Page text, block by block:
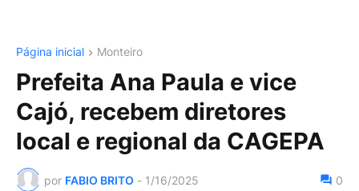
Página inicial Monteiro
Prefeita Ana Paula e vice
Cajó, recebem diretores
local e regional da CAGEPA
por FABIO BRITO - 1/16/2025 0